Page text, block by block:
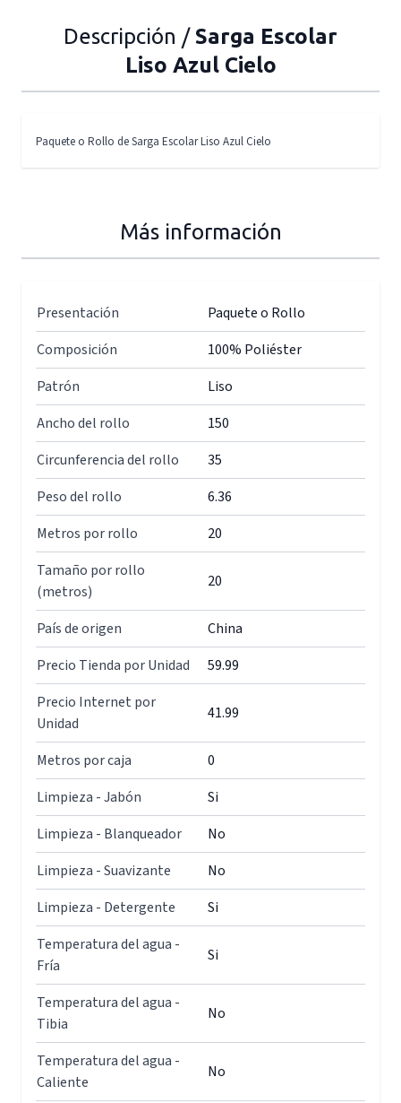
Descripción /Sarga Escolar
Liso Azul Cielo
Paquete o Rollo de Sarga Escolar Liso Azul Cielo
Más información
Presentación
Paquete o Rollo
Composición
100% Poliéster
Patrón
Liso
Ancho del rollo
150
Circunferencia del rollo
35
Peso del rollo
6.36
Metros por rollo
20
Tamaño por rollo
(metros)
20
País de origen
China
Precio Tienda por Unidad
59.99
Precio Internet por
Unidad
41.99
Metros por caja
0
Limpieza - Jabón
Si
Limpieza - Blanqueador
No
Limpieza - Suavizante
No
Limpieza - Detergente
Si
Temperatura del agua -
Fría
Si
Temperatura del agua -
Tibia
No
Temperatura del agua -
Caliente
No